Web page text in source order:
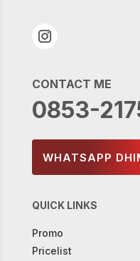
CONTACT ME
0853-
WHATSAPP
QUICK LINKS
Promo
Pricelist